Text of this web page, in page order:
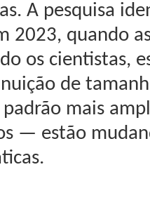
A pesquisa
2023, quando
os cientistas,
de
mais
— estão